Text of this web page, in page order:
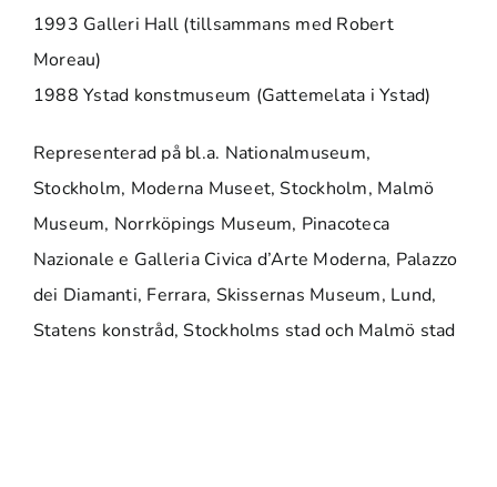
1993 Galleri Hall (tillsammans med Robert
Moreau)
1988 Ystad konstmuseum (Gattemelata i Ystad)
Representerad på bl.a. Nationalmuseum,
Stockholm, Moderna Museet, Stockholm, Malmö
Museum, Norrköpings Museum, Pinacoteca
Nazionale e Galleria Civica d’Arte Moderna, Palazzo
dei Diamanti, Ferrara, Skissernas Museum, Lund,
Statens konstråd, Stockholms stad och Malmö stad